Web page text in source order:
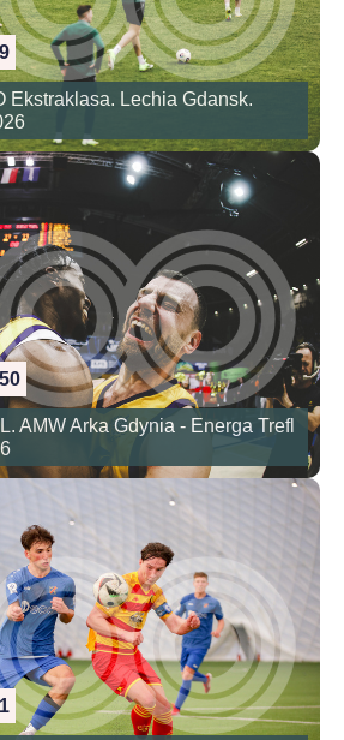
Ekstraklasa. Lechia Gdansk.
AMW Arka Gdynia - Energa Trefl